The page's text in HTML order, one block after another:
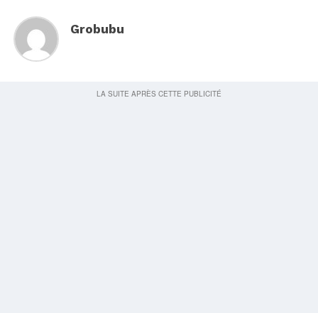
Grobubu